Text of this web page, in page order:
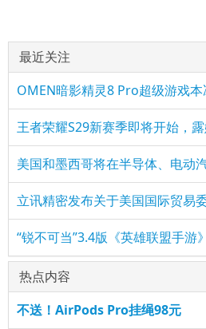
最近关注
OMEN暗影精灵8 Pro超级游戏
王者荣耀S29新赛季即将开始，露
美国和墨西哥将在半导体、电动
立讯精密发布关于美国国际贸易
“锐不可当”3.4版《英雄联盟手游
热点内容
不送！AirPods Pro挂绳98元